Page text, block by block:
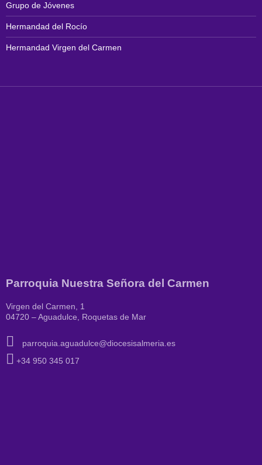
Grupo de Jóvenes
Hermandad del Rocío
Hermandad Virgen del Carmen
Parroquia Nuestra Señora del Carmen
Virgen del Carmen, 1
04720 – Aguadulce, Roquetas de Mar
parroquia.aguadulce@diocesisalmeria.es
+34 950 345 017